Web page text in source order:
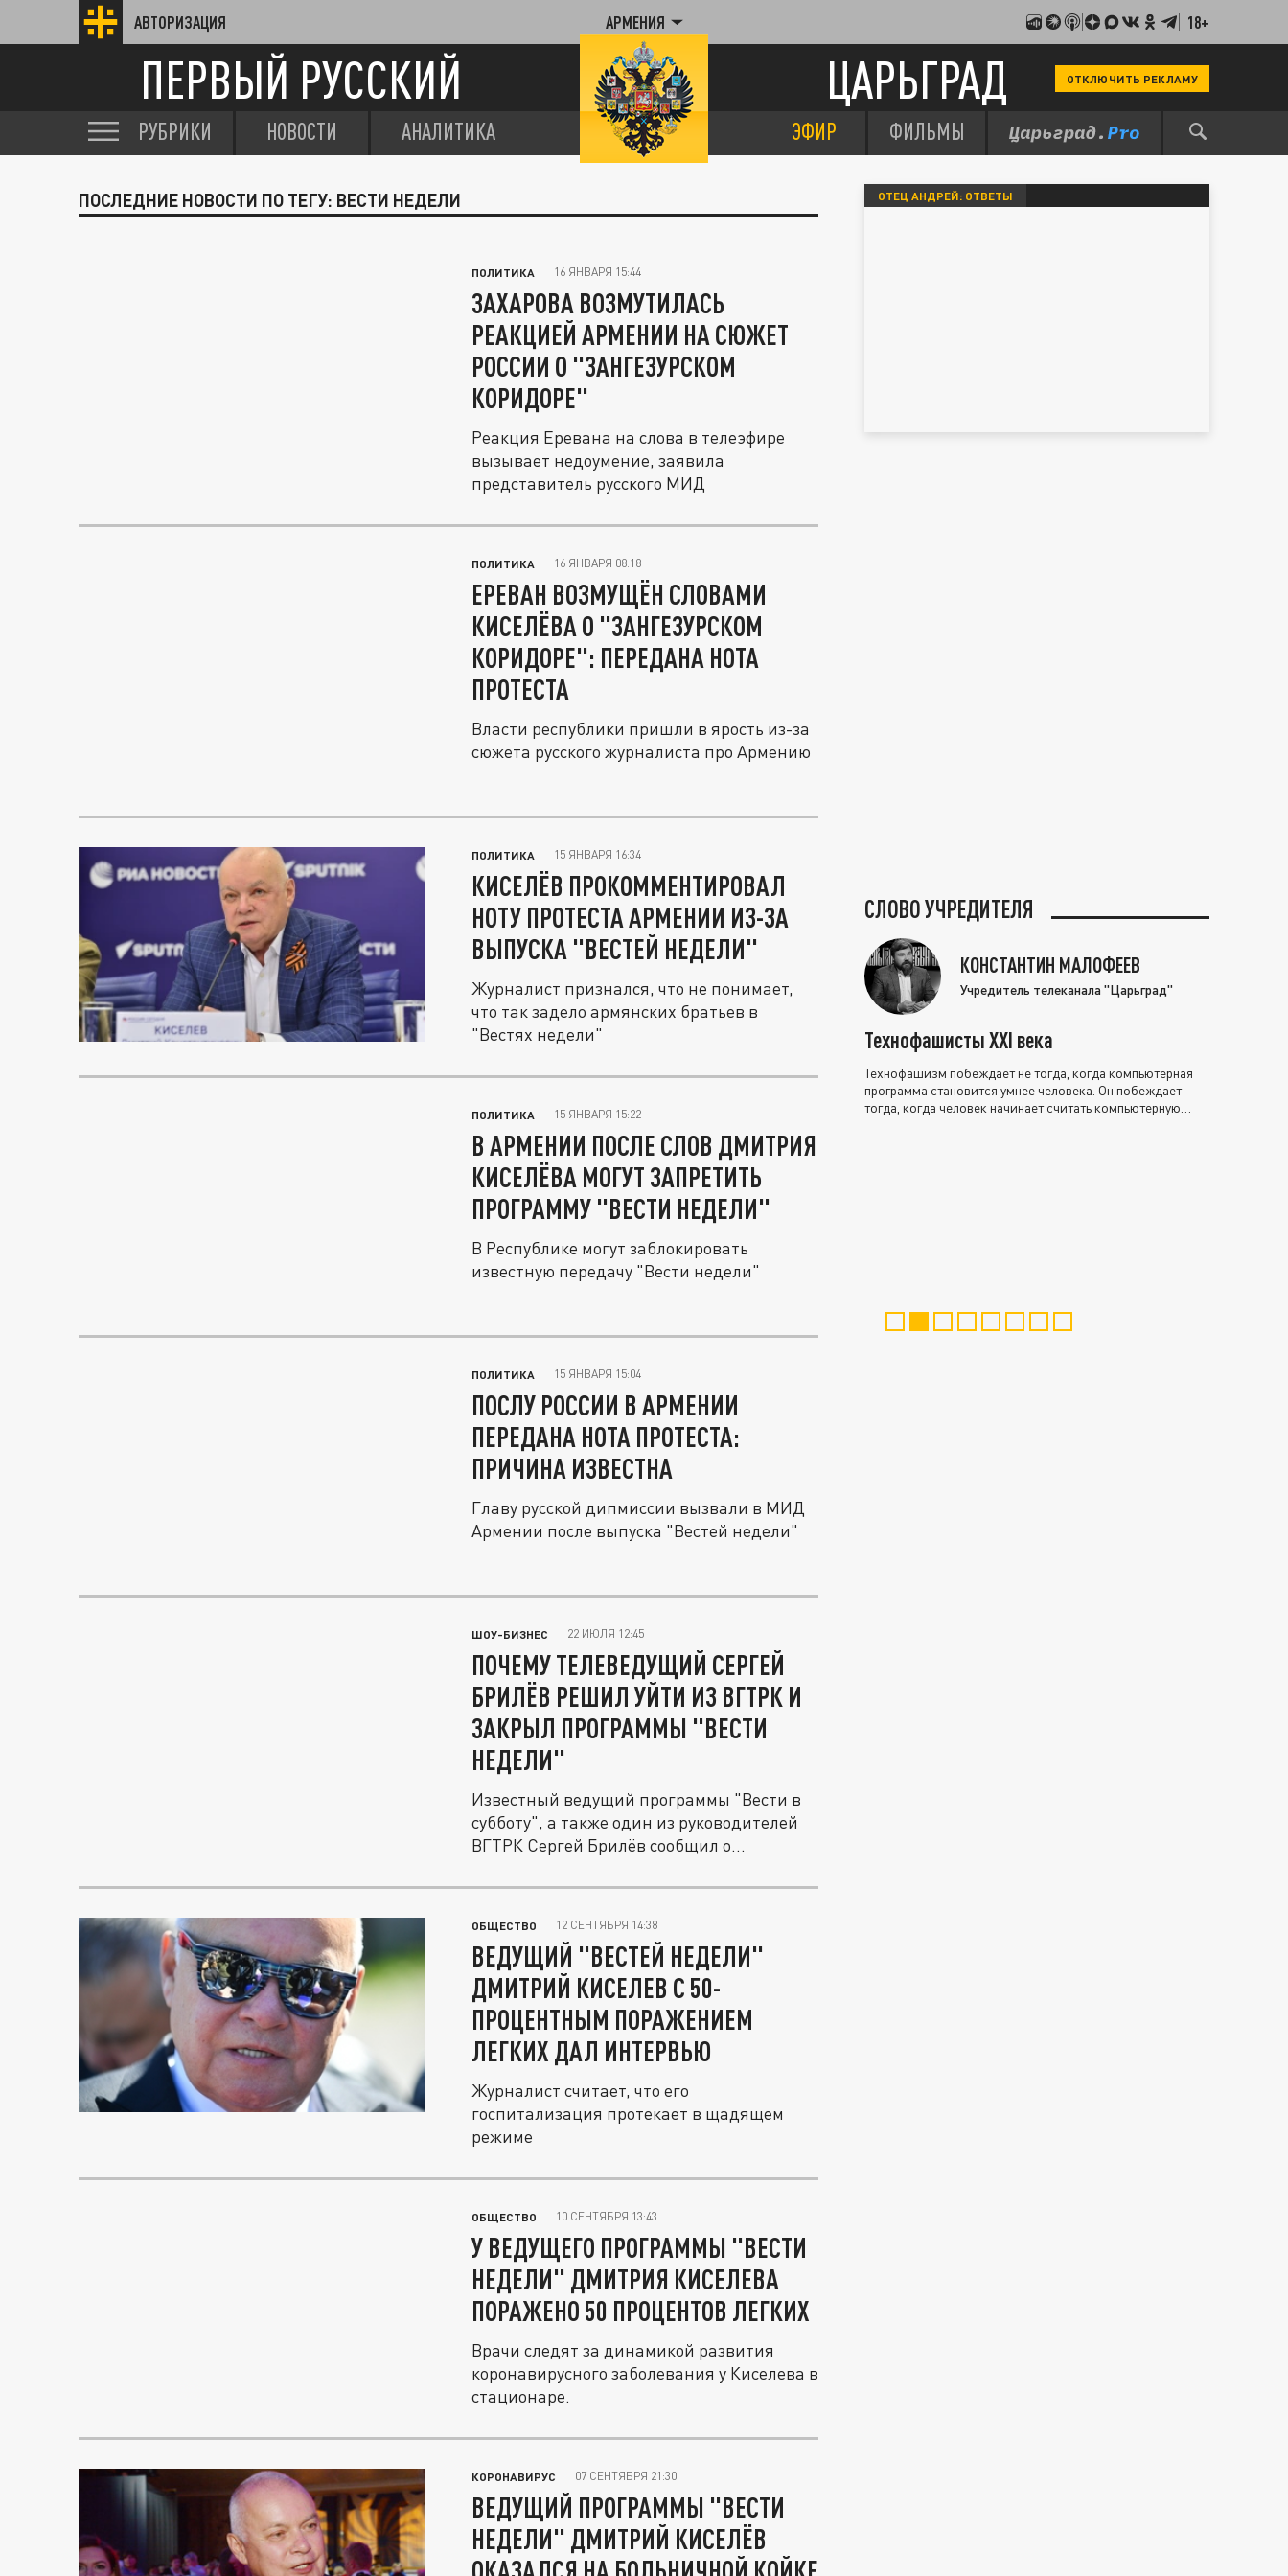
АВТОРИЗАЦИЯ АРМЕНИЯ 18+
ПЕРВЫЙ РУССКИЙ ЦАРЬГРАД ОТКЛЮЧИТЬ РЕКЛАМУ
РУБРИКИ НОВОСТИ АНАЛИТИКА ЭФИР ФИЛЬМЫ
ПОСЛЕДНИЕ НОВОСТИ ПО ТЕГУ: ВЕСТИ НЕДЕЛИ
ПОЛИТИКА 16 ЯНВАРЯ 15:44
ЗАХАРОВА ВОЗМУТИЛАСЬ
РЕАКЦИЕЙ АРМЕНИИ НА СЮЖЕТ
РОССИИ О "ЗАНГЕЗУРСКОМ
КОРИДОРЕ"
Реакция Еревана на слова в телеэфире
вызывает недоумение, заявила
представитель русского МИД
ПОЛИТИКА 16 ЯНВАРЯ 08:18
ЕРЕВАН ВОЗМУЩЁН СЛОВАМИ
КИСЕЛЁВА О "ЗАНГЕЗУРСКОМ
КОРИДОРЕ": ПЕРЕДАНА НОТА
ПРОТЕСТА
Власти республики пришли в ярость из-за
сюжета русского журналиста про Армению
ПОЛИТИКА 15 ЯНВАРЯ 16:34
КИСЕЛЁВ ПРОКОММЕНТИРОВАЛ
НОТУ ПРОТЕСТА АРМЕНИИ ИЗ-ЗА
ВЫПУСКА "ВЕСТЕЙ НЕДЕЛИ"
Журналист признался, что не понимает,
что так задело армянских братьев в
"Вестях недели"
ПОЛИТИКА 15 ЯНВАРЯ 15:22
В АРМЕНИИ ПОСЛЕ СЛОВ ДМИТРИЯ
КИСЕЛЁВА МОГУТ ЗАПРЕТИТЬ
ПРОГРАММУ "ВЕСТИ НЕДЕЛИ"
В Республике могут заблокировать
известную передачу "Вести недели"
ПОЛИТИКА 15 ЯНВАРЯ 15:04
ПОСЛУ РОССИИ В АРМЕНИИ
ПЕРЕДАНА НОТА ПРОТЕСТА:
ПРИЧИНА ИЗВЕСТНА
Главу русской дипмиссии вызвали в МИД
Армении после выпуска "Вестей недели"
ШОУ-БИЗНЕС 22 ИЮЛЯ 12:45
ПОЧЕМУ ТЕЛЕВЕДУЩИЙ СЕРГЕЙ
БРИЛЁВ РЕШИЛ УЙТИ ИЗ ВГТРК И
ЗАКРЫЛ ПРОГРАММЫ "ВЕСТИ
НЕДЕЛИ"
Известный ведущий программы "Вести в
субботу", а также один из руководителей
ВГТРК Сергей Брилёв сообщил о...
ОБЩЕСТВО 12 СЕНТЯБРЯ 14:38
ВЕДУЩИЙ "ВЕСТЕЙ НЕДЕЛИ"
ДМИТРИЙ КИСЕЛЕВ С 50-
ПРОЦЕНТНЫМ ПОРАЖЕНИЕМ
ЛЕГКИХ ДАЛ ИНТЕРВЬЮ
Журналист считает, что его
госпитализация протекает в щадящем
режиме
ОБЩЕСТВО 10 СЕНТЯБРЯ 13:43
У ВЕДУЩЕГО ПРОГРАММЫ "ВЕСТИ
НЕДЕЛИ" ДМИТРИЯ КИСЕЛЕВА
ПОРАЖЕНО 50 ПРОЦЕНТОВ ЛЕГКИХ
Врачи следят за динамикой развития
коронавирусного заболевания у Киселева в
стационаре.
КОРОНАВИРУС 07 СЕНТЯБРЯ 21:30
ВЕДУЩИЙ ПРОГРАММЫ "ВЕСТИ
НЕДЕЛИ" ДМИТРИЙ КИСЕЛЁВ
ОТЕЦ АНДРЕЙ: ОТВЕТЫ
СЛОВО УЧРЕДИТЕЛЯ
КОНСТАНТИН МАЛОФЕЕВ
Учредитель телеканала "Царьград"
Технофашисты XXI века
Технофашизм побеждает не тогда, когда компьютерная
программа становится умнее человека. Он побеждает
тогда, когда человек начинает считать компьютерную